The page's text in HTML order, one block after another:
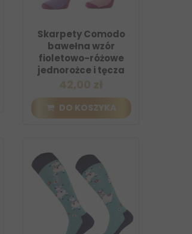
Skarpety Comodo
bawełna wzór
fioletowo-różowe
jednorożce i tęcza
DO KOSZYKA